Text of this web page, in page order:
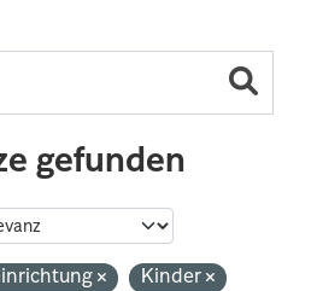
gefunden
Kinder